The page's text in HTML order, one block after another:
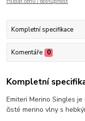
Kompletní specifikace
Komentáře 0
Kompletní
Emiteri Merino Singles
čisté merino vlny s